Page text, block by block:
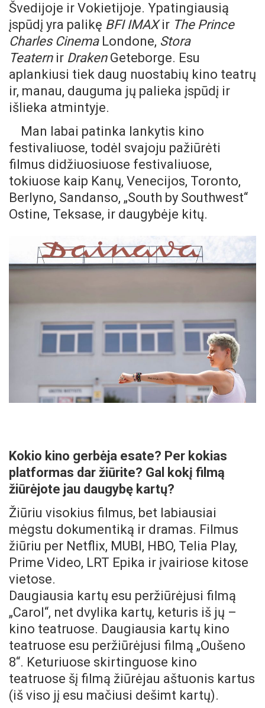
Švedijoje ir Vokietijoje. Ypatingiausią
įspūdį yra palikę BFI IMAXir The Prince
Charles Cinema Londone, Stora
Teaternir DrakenGeteborge. Esu
aplankiusi tiek daug nuostabių kino teatrų
ir, manau, dauguma jų palieka įspūdį ir
išlieka atmintyje.
Man labai patinka lankytis kino
festivaliuose, todėl svajoju pažiūrėti
filmus didžiuosiuose festivaliuose,
tokiuose kaip Kanų, Venecijos, Toronto,
Berlyno, Sandanso, „South by Southwest“
Ostine, Teksase, ir daugybėje kitų.
Kokio kino gerbėja esate? Per kokias
platformas dar žiūrite? Gal kokį filmą
žiūrėjote jau daugybę kartų?
Žiūriu visokius filmus, bet labiausiai
mėgstu dokumentiką ir dramas. Filmus
žiūriu per Netflix, MUBI, HBO, Telia Play,
Prime Video, LRT Epika ir įvairiose kitose
vietose.
Daugiausia kartų esu peržiūrėjusi filmą
„Carol“, net dvylika kartų, keturis iš jų –
kino teatruose. Daugiausia kartų kino
teatruose esu peržiūrėjusi filmą „Oušeno
8“. Keturiuose skirtinguose kino
teatruose šį filmą žiūrėjau aštuonis kartus
(iš viso jį esu mačiusi dešimt kartų).